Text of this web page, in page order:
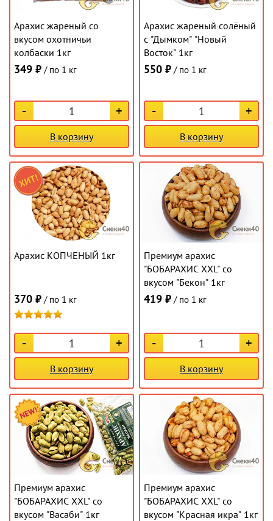
Арахис жареный со
вкусом охотничьи
колбаски 1кг
349 ₽ / по 1 кг
- +
В корзину
Арахис жареный солёный
с "Дымком" "Новый
Восток" 1кг
550 ₽ / по 1 кг
- +
В корзину
Арахис КОПЧЕНЫЙ 1кг
370 ₽ / по 1 кг
- +
В корзину
Премиум арахис
"БОБАРАХИС XXL" со
вкусом "Бекон" 1кг
419 ₽ / по 1 кг
- +
В корзину
Премиум арахис
"БОБАРАХИС XXL" со
вкусом "Васаби" 1кг
Премиум арахис
"БОБАРАХИС XXL" со
вкусом "Красная икра" 1кг